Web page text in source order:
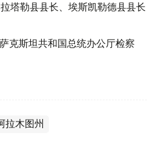
塔勒县县长、埃斯凯勒德县县长
克斯坦共和国总统办公厅检察
拉木图州